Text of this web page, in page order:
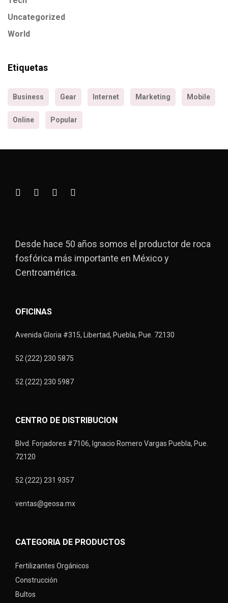
Uncategorized
World
Etiquetas
Business Gear Internet Marketing Mobile
Online Popular
Desde hace 50 años somos el productor de roca
fosfórica más importante en México y
Centroamérica.
OFICINAS
Avenida Gloria #315, Libertad, Puebla, Pue. 72130
52 (222) 230 5875
52 (222) 230 5987
CENTRO DE DISTRIBUCION
Blvd. Forjadores #7106, Ignacio Romero Vargas Puebla, Pue.
72120
52 (222) 231 9357
ventas@geosa.mx
CATEGORIA DE PRODUCTOS
Fertilizantes Orgánicos
Construcción
Bultos